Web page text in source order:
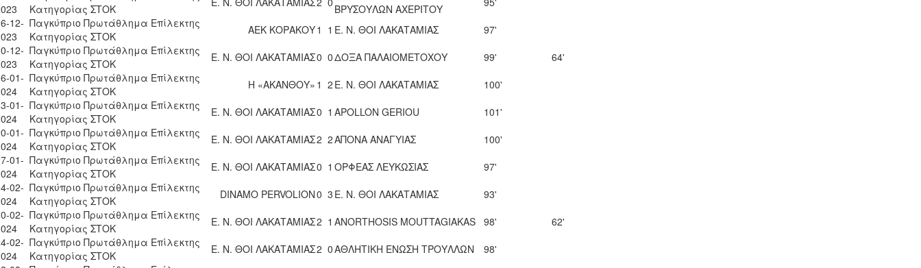
Κατηγορίας ΣΤΟΚ
ΒΡΥΣΟΥΛΩΝ ΑΧΕΡΙΤΟΥ
12- Παγκύπριο Πρωτάθλημα Επίλεκτης
Κατηγορίας ΣΤΟΚ
ΑΕΚ ΚΟΡΑΚΟΥ1 1 Ε. Ν. ΘΟΙ ΛΑΚΑΤΑΜΙΑΣ
97'
12- Παγκύπριο Πρωτάθλημα Επίλεκτης
Κατηγορίας ΣΤΟΚ
Ε. Ν. ΘΟΙ ΛΑΚΑΤΑΜΙΑΣ0 0ΔΟΞΑ ΠΑΛΑΙΟΜΕΤΟΧΟΥ 99'
64'
01- Παγκύπριο Πρωτάθλημα Επίλεκτης
Κατηγορίας ΣΤΟΚ
Η «ΑΚΑΝΘΟΥ» 1 2 Ε. Ν. ΘΟΙ ΛΑΚΑΤΑΜΙΑΣ
100'
01- Παγκύπριο Πρωτάθλημα Επίλεκτης
Κατηγορίας ΣΤΟΚ
Ε. Ν. ΘΟΙ ΛΑΚΑΤΑΜΙΑΣ0 1 APOLLON GERIOU
101'
01- Παγκύπριο Πρωτάθλημα Επίλεκτης
Κατηγορίας ΣΤΟΚ
Ε. Ν. ΘΟΙ ΛΑΚΑΤΑΜΙΑΣ2 2ΑΠΟΝΑ ΑΝΑΓΥΙΑΣ
100'
01- Παγκύπριο Πρωτάθλημα Επίλεκτης
Κατηγορίας ΣΤΟΚ
Ε. Ν. ΘΟΙ ΛΑΚΑΤΑΜΙΑΣ0 1 ΟΡΦΕΑΣ ΛΕΥΚΩΣΙΑΣ
97'
02- Παγκύπριο Πρωτάθλημα Επίλεκτης
Κατηγορίας ΣΤΟΚ
DINAMO PERVOLION0 3 Ε. Ν. ΘΟΙ ΛΑΚΑΤΑΜΙΑΣ
93'
02- Παγκύπριο Πρωτάθλημα Επίλεκτης
Κατηγορίας ΣΤΟΚ
Ε. Ν. ΘΟΙ ΛΑΚΑΤΑΜΙΑΣ2 1 ANORTHOSIS MOUTTAGIAKAS 98'
62'
02- Παγκύπριο Πρωτάθλημα Επίλεκτης
Κατηγορίας ΣΤΟΚ
Ε. Ν. ΘΟΙ ΛΑΚΑΤΑΜΙΑΣ2 0ΑΘΛΗΤΙΚΗ ΕΝΩΣΗ ΤΡΟΥΛΛΩΝ
98'